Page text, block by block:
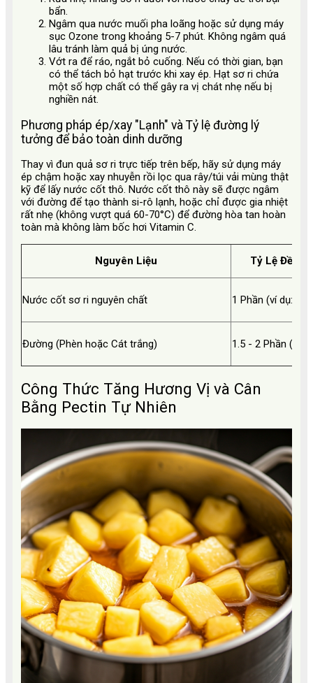
bẩn.
Ngâm qua nước muối pha loãng hoặc sử dụng máy
sục Ozone trong khoảng 5-7 phút. Không ngâm quá
lâu tránh làm quả bị úng nước.
Vớt ra để ráo, ngắt bỏ cuống. Nếu có thời gian, bạn
có thể tách bỏ hạt trước khi xay ép. Hạt sơ ri chứa
một số hợp chất có thể gây ra vị chát nhẹ nếu bị
nghiền nát.
Phương pháp ép/xay "Lạnh" và Tỷ lệ đường lý
tưởng để bảo toàn dinh dưỡng
Thay vì đun quả sơ ri trực tiếp trên bếp, hãy sử dụng máy
ép chậm hoặc xay nhuyễn rồi lọc qua rây/túi vải mùng thật
kỹ để lấy nước cốt thô. Nước cốt thô này sẽ được ngâm
với đường để tạo thành si-rô lạnh, hoặc chỉ được gia nhiệt
rất nhẹ (không vượt quá 60-70°C) để đường hòa tan hoàn
toàn mà không làm bốc hơi Vitamin C.
Nguyên Liệu Tỷ Lệ Đề
Nước cốt sơ ri nguyên chất 1 Phần (ví dụ: 1
Đường (Phèn hoặc Cát trắng) 1.5 - 2 Phần
Công Thức Tăng Hương Vị và Cân
Bằng Pectin Tự Nhiên